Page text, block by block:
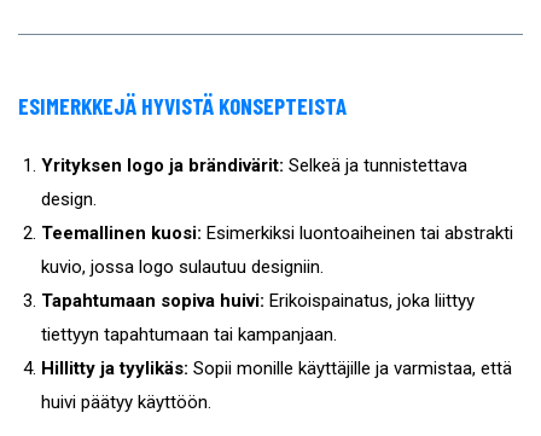
ESIMERKKEJÄ HYVISTÄ KONSEPTEISTA
Yrityksen logo ja brändivärit: Selkeä ja tunnistettava
design.
Teemallinen kuosi: Esimerkiksi luontoaiheinen tai abstrakti
kuvio, jossa logo sulautuu designiin.
Tapahtumaan sopiva huivi: Erikoispainatus, joka liittyy
tiettyyn tapahtumaan tai kampanjaan.
Hillitty ja tyylikäs: Sopii monille käyttäjille ja varmistaa, että
huivi päätyy käyttöön.